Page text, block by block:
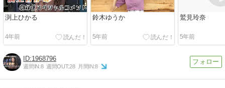
渕上ひかる
4年前
鈴木ゆうか
5年前
鷲見玲奈
5年前
1968796
週間IN:8 週間OUT:28 月間IN:8